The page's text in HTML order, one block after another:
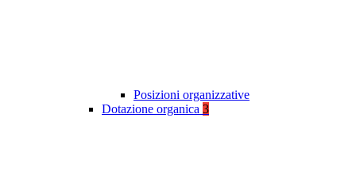
Posizioni organizzative
Dotazione organica 3